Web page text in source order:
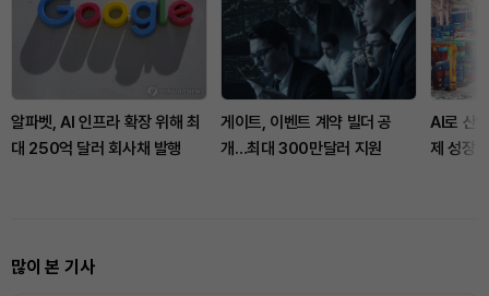
알파벳, AI 인프라 확장 위해 최
대 250억 달러 회사채 발행
게이트, 이벤트 계약 빌더 공
개…최대 300만달러 지원
AI로 산
제 성장
많이 본 기사